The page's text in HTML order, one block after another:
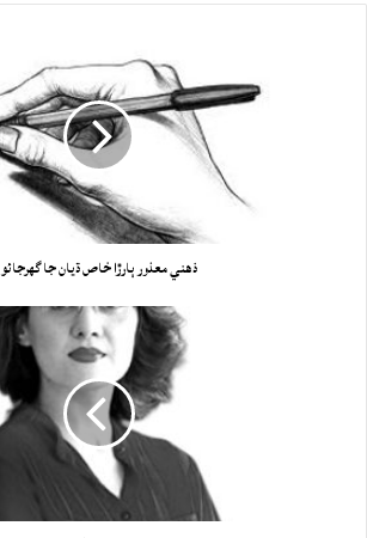
ذهني معذور ٻارڙا خاص ڌيان جا گهرجائو